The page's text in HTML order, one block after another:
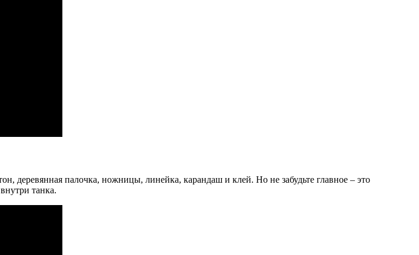
деревянная палочка, ножницы, линейка, карандаш и клей. Но не забудьте главное – это
танка.